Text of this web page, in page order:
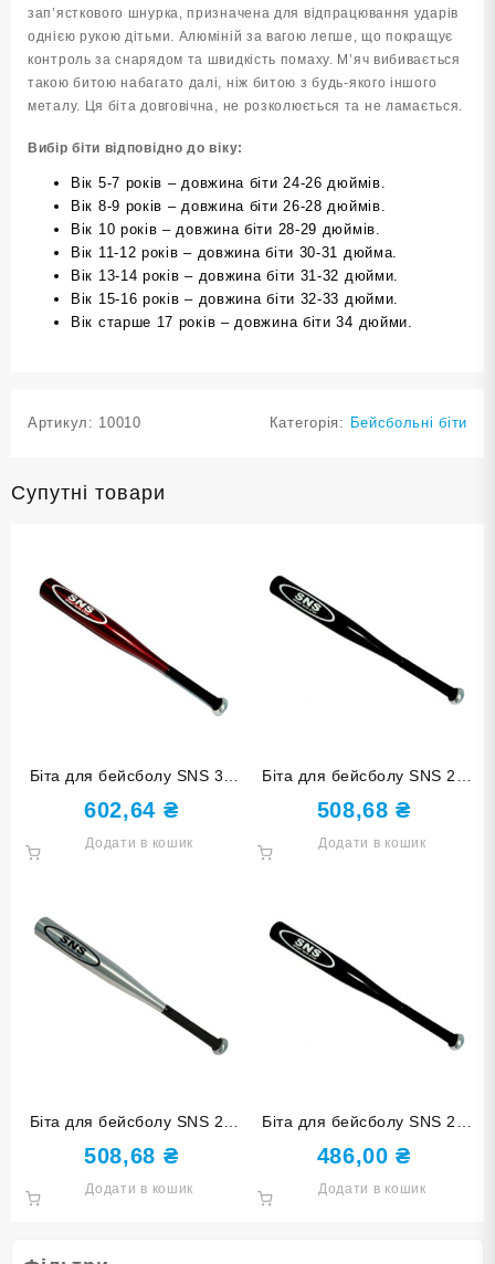
зап’ясткового шнурка, призначена для відпрацювання ударів
однією рукою дітьми. Алюміній за вагою легше, що покращує
контроль за снарядом та швидкість помаху. М’яч вибивається
такою битою набагато далі, ніж битою з будь-якого іншого
металу. Ця біта довговічна, не розколюється та не ламається.
Вибір біти відповідно до віку:
Вік 5-7 років – довжина біти 24-26 дюймів.
Вік 8-9 років – довжина біти 26-28 дюймів.
Вік 10 років – довжина біти 28-29 дюймів.
Вік 11-12 років – довжина біти 30-31 дюйма.
Вік 13-14 років – довжина біти 31-32 дюйми.
Вік 15-16 років – довжина біти 32-33 дюйми.
Вік старше 17 років – довжина біти 34 дюйми.
Артикул: 10010 Категорія: Бейсбольні біти
Супутні товари
Біта для бейсболу SNS 30
червона
602,64 ₴
Додати в кошик
Біта для бейсболу SNS 25
чорна
508,68₴
Додати в кошик
Біта для бейсболу SNS 25
срібло
508,68 ₴
Додати в кошик
Біта для бейсболу SNS 21
чорна
486,00₴
Додати в кошик